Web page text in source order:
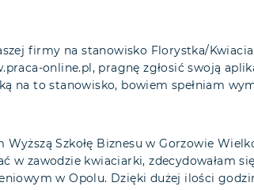
firmy na stanowisko Florystka/
online.pl, pragnę zgłosić swoją
na to stanowisko, bowiem spełniam
Wyższą Szkołę Biznesu w Gorzowie
w zawodzie kwiaciarki, zdecydowałam
w Opolu. Dzięki dużej ilości